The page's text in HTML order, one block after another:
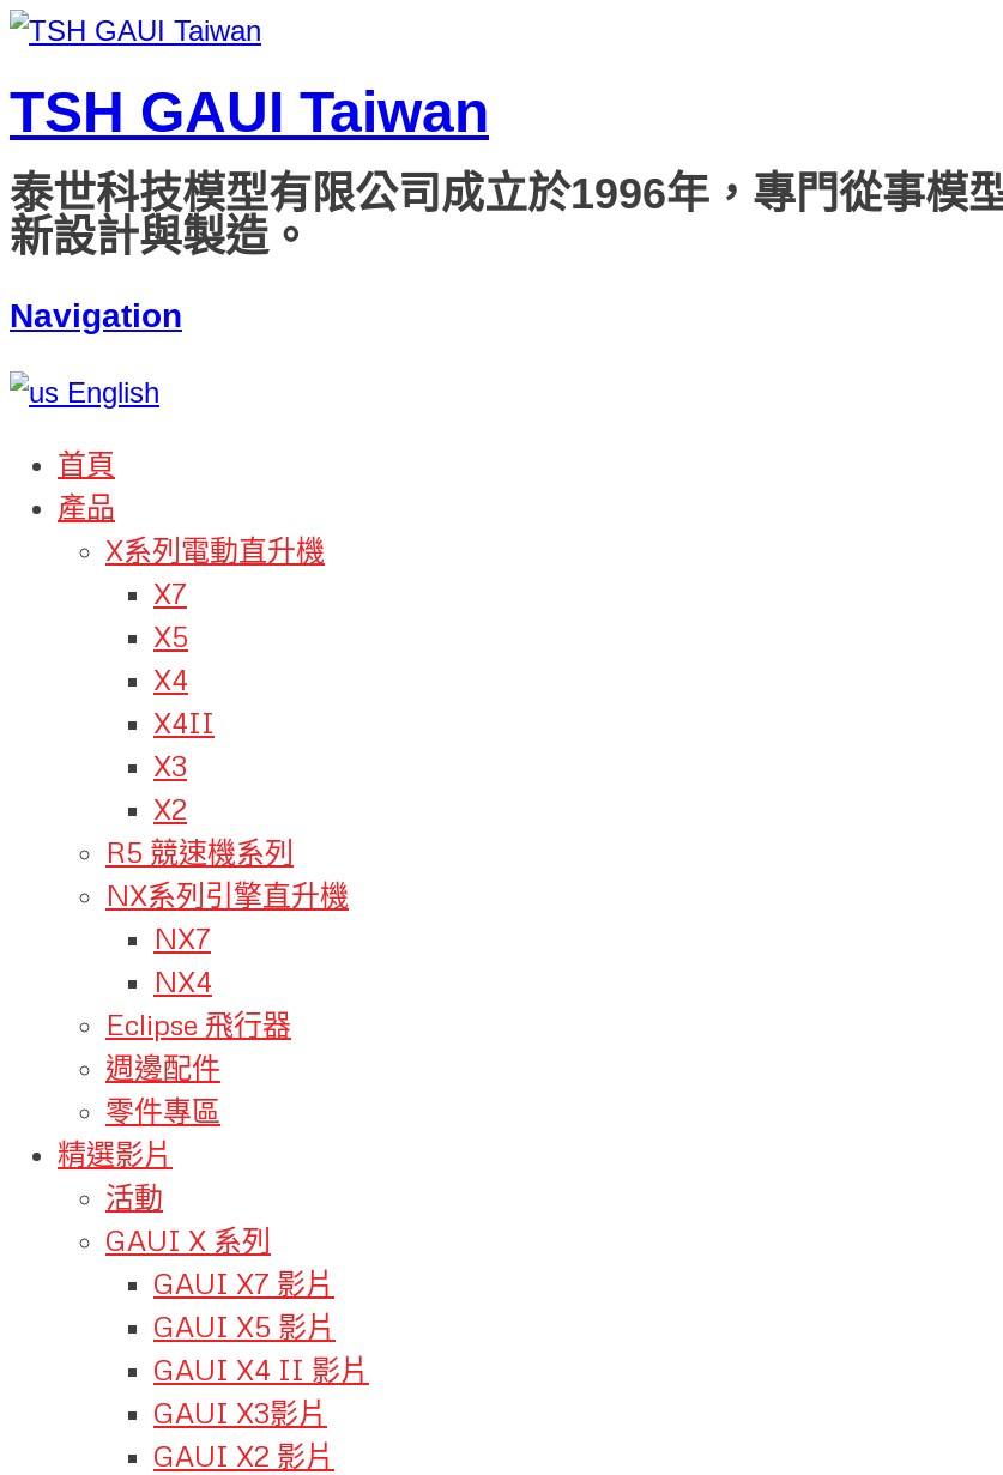
TSH GAUI Taiwan
泰世科技模型有限公司成立於1996年，專門從事模
新設計與製造。
Navigation
English
首頁
產品
X系列電動直升機
X7
X5
X4
X4II
X3
X2
R5 競速機系列
NX系列引擎直升機
NX7
NX4
Eclipse 飛行器
週邊配件
零件專區
精選影片
活動
GAUI X 系列
GAUI X7 影片
GAUI X5 影片
GAUI X4 II 影片
GAUI X3影片
GAUI X2 影片